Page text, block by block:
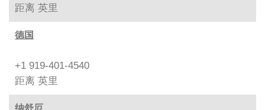
距离 英里
德国
+1 919-401-4540
距离 英里
纳舒厄